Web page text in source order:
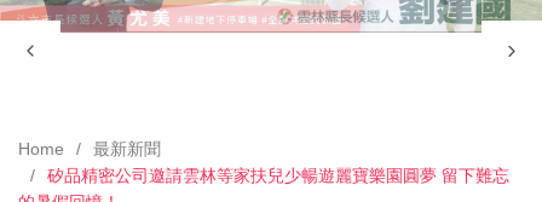
Home
最新新聞
矽品精密公司邀請雲林等家扶兒少暢遊麗寶樂園圓夢 留下難忘